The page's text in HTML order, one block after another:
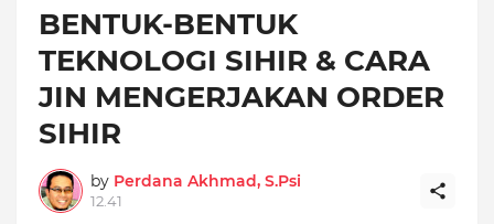
BENTUK-BENTUK
TEKNOLOGI SIHIR & CARA
JIN MENGERJAKAN ORDER
SIHIR
by Perdana Akhmad, S.Psi
12.41